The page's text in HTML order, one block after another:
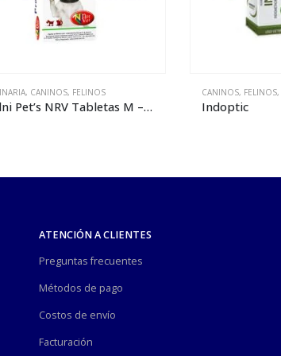
,FELINOS,VETERINARIA CANINOS, FELINOS,
Prednimax 20
ATENCIÓN A CLIENTES
Preguntas frecuentes
Métodos de pago
Costos de envío
Facturación